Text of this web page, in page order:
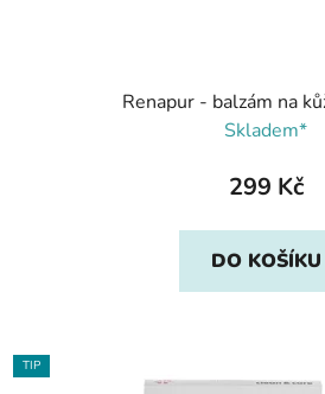
Renapur - balzám na
Skladem*
299 Kč
DO KOŠÍKU
TIP